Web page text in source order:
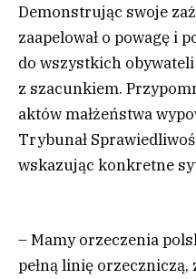
Demonstrując swoje
zaapelował o powagę i
do wszystkich
z szacunkiem.
aktów małżeństwa
Trybunał
wskazując konkretne
– Mamy orzeczenia
pełną linię